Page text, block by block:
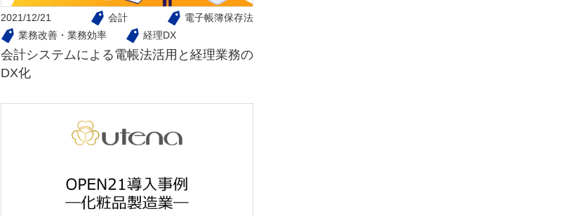
2021/12/21 会計
電子帳簿保存法
業務改善・業務効率
経理DX
会計システムによる電帳法活用と経理業務の
DX化